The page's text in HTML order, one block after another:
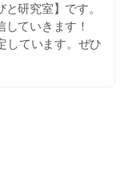
研究室】です。
していきます！
しています。ぜひ